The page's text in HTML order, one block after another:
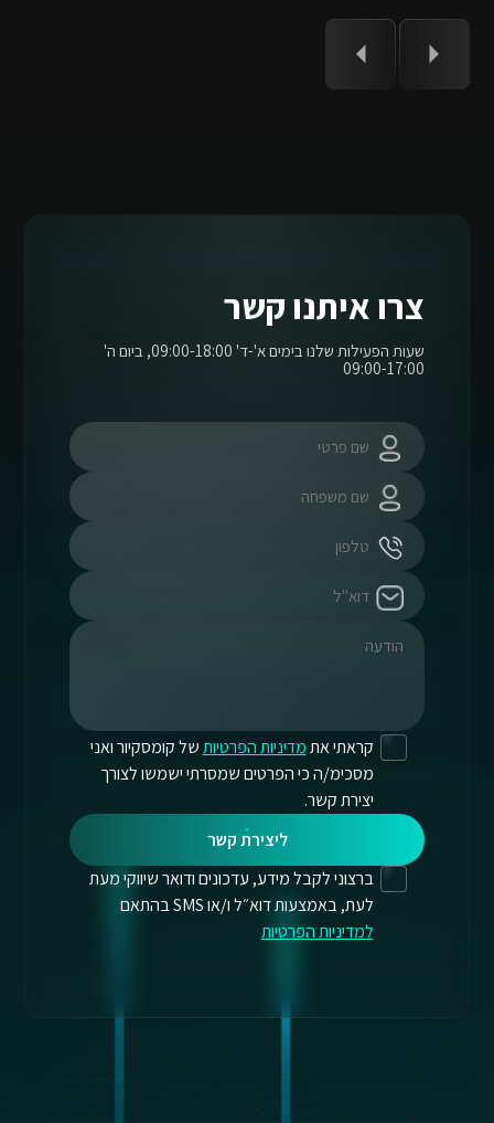
צרו איתנו קשר
שעות הפעילות שלנו בימים א'-ד' 09:00-18:00, ביום ה'
09:00-17:00
קראתי אתמדיניות הפרטיותשל קומסקיור ואני
מסכימ/ה כי הפרטים שמסרתי ישמשו לצורך
יצירת קשר.
ליצירת קשר
ברצוני לקבל מידע, עדכונים ודואר שיווקי מעת
לעת, באמצעות דוא״ל ו/או SMS בהתאם
למדיניות הפרטיות